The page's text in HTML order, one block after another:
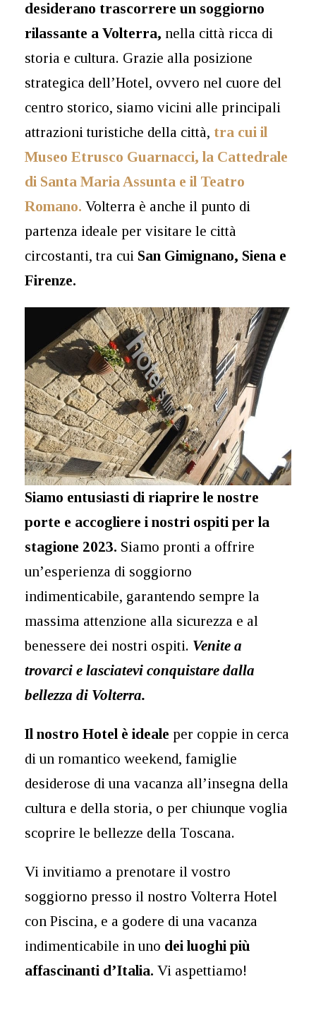
desiderano trascorrere un soggiorno
rilassante a Volterra, nella città ricca di
storia e cultura. Grazie alla posizione
strategica dell’Hotel, ovvero nel cuore del
centro storico, siamo vicini alle principali
attrazioni turistiche della città, tra cui il
Museo Etrusco Guarnacci, la Cattedrale
di Santa Maria Assunta e il Teatro
Romano. Volterra è anche il punto di
partenza ideale per visitare le città
circostanti, tra cui San Gimignano, Siena e
Firenze.
Siamo entusiasti di riaprire le nostre
porte e accogliere i nostri ospiti per la
stagione 2023. Siamo pronti a offrire
un’esperienza di soggiorno
indimenticabile, garantendo sempre la
massima attenzione alla sicurezza e al
benessere dei nostri ospiti. Venite a
trovarci e lasciatevi conquistare dalla
bellezza di Volterra.
Il nostro Hotel è ideale per coppie in cerca
di un romantico weekend, famiglie
desiderose di una vacanza all’insegna della
cultura e della storia, o per chiunque voglia
scoprire le bellezze della Toscana.
Vi invitiamo a prenotare il vostro
soggiorno presso il nostro Volterra Hotel
con Piscina, e a godere di una vacanza
indimenticabile in uno dei luoghi più
affascinanti d’Italia. Vi aspettiamo!